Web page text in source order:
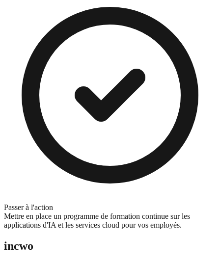
Passer à l'action
Mettre en place un programme de formation continue sur les
applications d'IA et les services cloud pour vos employés.
incwo